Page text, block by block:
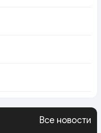
Все новости